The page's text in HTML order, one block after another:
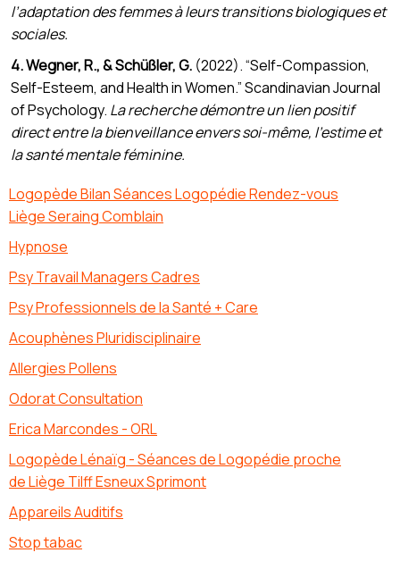
l’adaptation des femmes à leurs transitions biologiques et
sociales.
4. Wegner, R., & Schüßler, G. (2022). “Self-Compassion,
Self-Esteem, and Health in Women.” Scandinavian Journal
of Psychology. La recherche démontre un lien positif
direct entre la bienveillance envers soi-même, l’estime et
la santé mentale féminine.
Logopède Bilan Séances Logopédie Rendez-vous
Liège Seraing Comblain
Hypnose
Psy Travail Managers Cadres
Psy Professionnels de la Santé + Care
Acouphènes Pluridisciplinaire
Allergies Pollens
Odorat Consultation
Erica Marcondes - ORL
Logopède Lénaïg - Séances de Logopédie proche
de Liège Tilff Esneux Sprimont
Appareils Auditifs
Stop tabac